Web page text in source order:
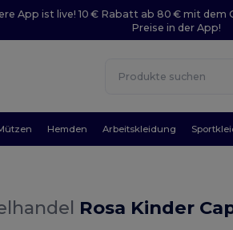
App ist live! 10 € Rabatt ab 80 € mit dem
Preise in der App!
Hemden Arbeitskleidung
Rosa Kinder